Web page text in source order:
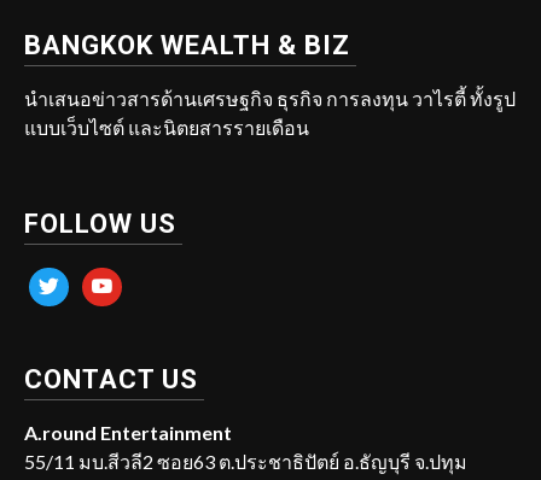
BANGKOK WEALTH & BIZ
นำเสนอข่าวสารด้านเศรษฐกิจ ธุรกิจ การลงทุน วาไรตี้ ทั้งรูป
แบบเว็บไซต์ และนิตยสารรายเดือน
FOLLOW US
twitter youtube
CONTACT US
A.round Entertainment
55/11 มบ.สีวลี2 ซอย63 ต.ประชาธิปัตย์ อ.ธัญบุรี จ.ปทุม